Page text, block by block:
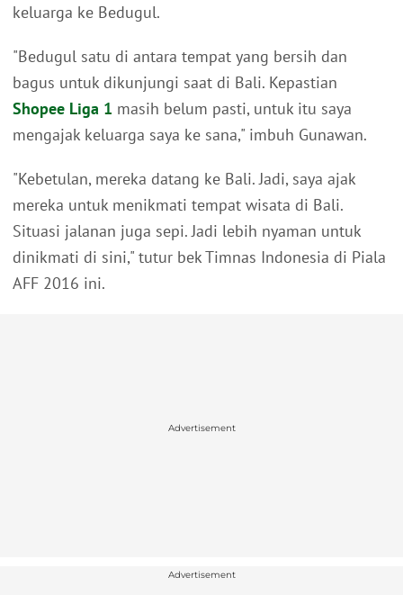
keluarga ke Bedugul.
"Bedugul satu di antara tempat yang bersih dan
bagus untuk dikunjungi saat di Bali. Kepastian
Shopee Liga 1 masih belum pasti, untuk itu saya
mengajak keluarga saya ke sana," imbuh Gunawan.
"Kebetulan, mereka datang ke Bali. Jadi, saya ajak
mereka untuk menikmati tempat wisata di Bali.
Situasi jalanan juga sepi. Jadi lebih nyaman untuk
dinikmati di sini," tutur bek Timnas Indonesia di Piala
AFF 2016 ini.
Advertisement
Advertisement